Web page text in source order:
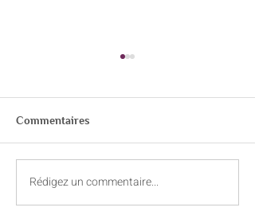
Juin – Vivre de joie et de
Commentaires
Rédigez un commentaire...